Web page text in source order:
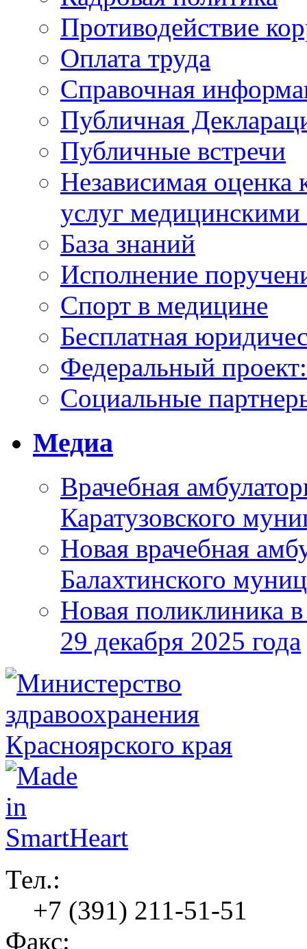
Противодействие
Оплата труда
Справочная
Публичная
Публичные встречи
Независимая оценка
услуг
База знаний
Исполнение
Спорт в медицине
Бесплатная
Федеральный
Социальные
Медиа
Врачебная
Каратузовского
Новая врачебная
Балахтинского
Новая поликлиника
29 декабря 2025 года
Тел.:
+7 (391) 211-51-51
Факс: